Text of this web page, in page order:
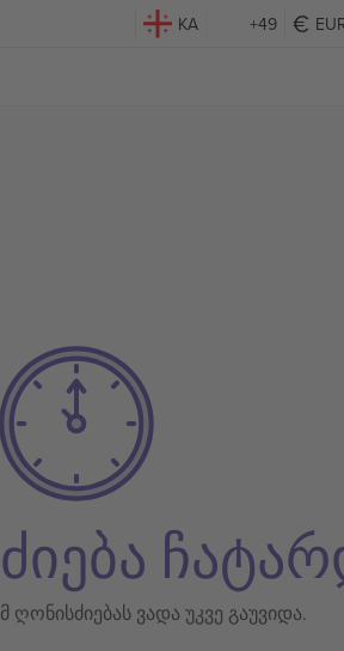
KA +49
ღონისძიებას ვადა უკვე გაუვიდა.